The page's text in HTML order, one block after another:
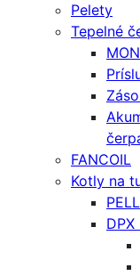
Pelety
Tepelné
FANCOIL
Kotly na